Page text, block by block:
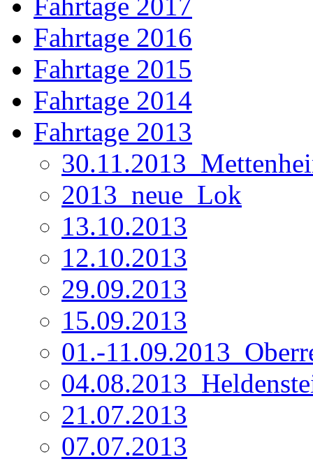
Fahrtage 2017
Fahrtage 2016
Fahrtage 2015
Fahrtage 2014
Fahrtage 2013
2013_neue_Lok
13.10.2013
12.10.2013
29.09.2013
15.09.2013
01.-
21.07.2013
07.07.2013